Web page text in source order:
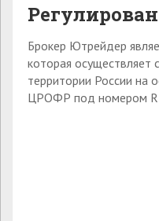
Брокер Ютрейдер
которая осуществляет
территории России на
ЦРОФР под номером